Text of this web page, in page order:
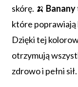
skórę. 🍌 Banany
które poprawiają
Dzięki tej
otrzymują
zdrowo i pełni